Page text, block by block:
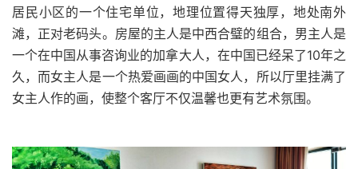
居民小区的一个住宅单位，地理位置得天独厚，地处南外
滩，正对老码头。房屋的主人是中西合璧的组合，男主人是
一个在中国从事咨询业的加拿大人，在中国已经呆了10年之
久，而女主人是一个热爱画画的中国女人，所以厅里挂满了
女主人作的画，使整个客厅不仅温馨也更有艺术氛围。